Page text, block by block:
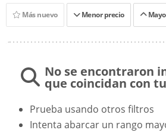
Más nuevo
Menor precio
No se encontraron
que coincidan con
Prueba usando otros filtros
Intenta abarcar un rango